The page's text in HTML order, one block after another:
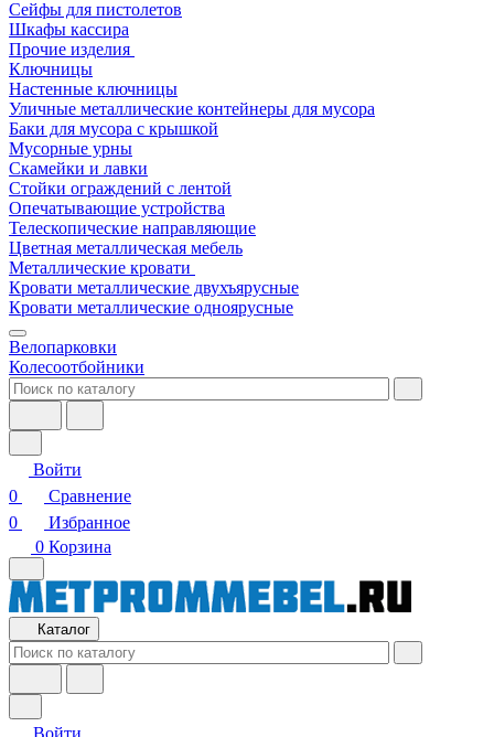
Сейфы для пистолетов
Шкафы кассира
Прочие изделия
Ключницы
Настенные ключницы
Уличные металлические контейнеры для мусора
Баки для мусора с крышкой
Мусорные урны
Скамейки и лавки
Стойки ограждений с лентой
Опечатывающие устройства
Телескопические направляющие
Цветная металлическая мебель
Металлические кровати
Кровати металлические двухъярусные
Кровати металлические одноярусные
Велопарковки
Колесоотбойники
Войти
0
Сравнение
0
Избранное
0 Корзина
Каталог
Войти